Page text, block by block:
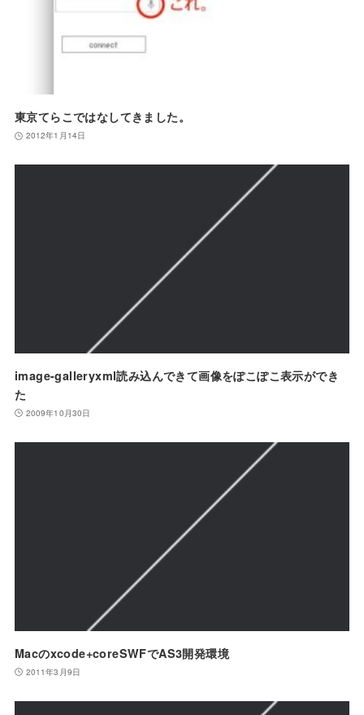
東京てらこではなしてきました。
2012年1月14日
image-galleryxml読み込んできて画像をぽこぽこ表示ができ
た
2009年10月30日
Macのxcode+coreSWFでAS3開発環境
2011年3月9日